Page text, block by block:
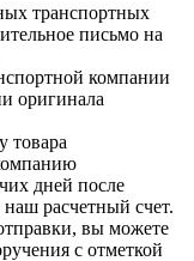
транспортных
письмо на
компании
оригинала
товара
дней после
расчетный счет.
вы можете
с отметкой